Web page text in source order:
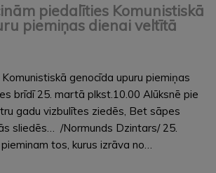
piedalīties Komunistiskā
piemiņas dienai veltītā
genocīda upuru piemiņas
brīdī 25. martā plkst.10.00 Alūksnē pie
gadu vizbulītes ziedēs, Bet sāpes
sliedēs… /Normunds Dzintars/ 25.
tos, kurus izrāva no…